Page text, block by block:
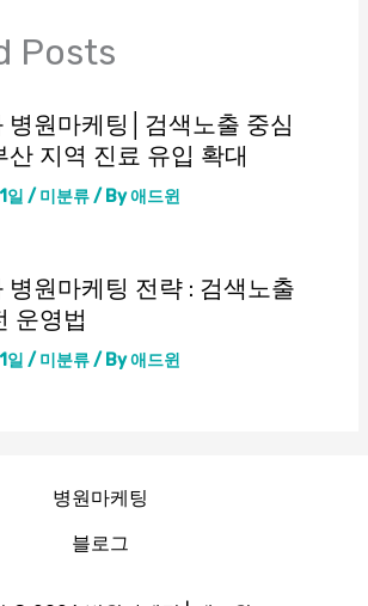
Posts
병원마케팅│검색노출 중심
산 지역 진료 유입 확대
일 / 미분류/ By애드윈
병원마케팅 전략 : 검색노출
운영법
일 / 미분류/ By애드윈
병원마케팅
블로그